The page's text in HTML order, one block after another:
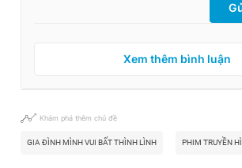
Xem thêm bình luận
Khám phá thêm chủ đề
GIA ĐÌNH MÌNH VUI BẤT THÌNH LÌNH PHIM TRUYỀN